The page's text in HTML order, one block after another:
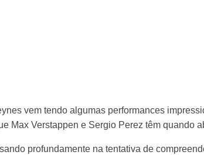
vem tendo algumas performances
Max Verstappen e Sergio Perez têm quando
profundamente na tentativa de